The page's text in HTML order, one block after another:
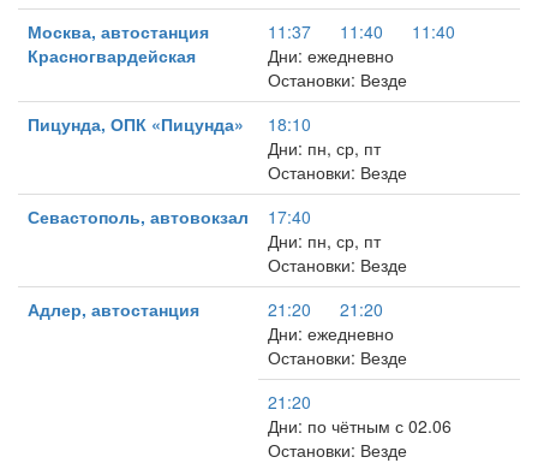
Москва, автостанция
Красногвардейская
11:37 11:40
11:40
Дни: ежедневно
Остановки: Везде
Пицунда, ОПК «Пицунда»
18:10
Дни: пн, ср, пт
Остановки: Везде
Севастополь, автовокзал
17:40
Дни: пн, ср, пт
Остановки: Везде
Адлер, автостанция
21:20
21:20
Дни: ежедневно
Остановки: Везде
21:20
Дни: по чётным с 02.06
Остановки: Везде